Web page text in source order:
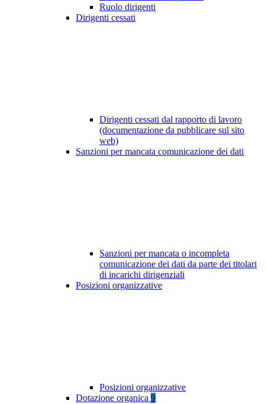
Ruolo dirigenti
Dirigenti cessati
Dirigenti cessati dal rapporto di lavoro
(documentazione da pubblicare sul sito
web)
Sanzioni per mancata comunicazione dei dati
Sanzioni per mancata o incompleta
comunicazione dei dati da parte dei titolari
di incarichi dirigenziali
Posizioni organizzative
Posizioni organizzative
Dotazione organica 9